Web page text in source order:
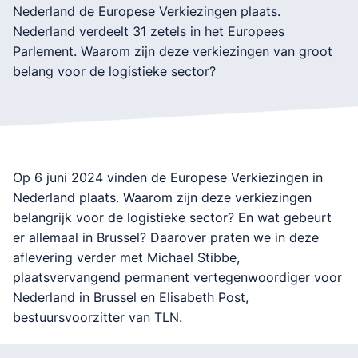
Nederland de Europese Verkiezingen plaats.
Nederland verdeelt 31 zetels in het Europees
Parlement. Waarom zijn deze verkiezingen van groot
belang voor de logistieke sector?
Op 6 juni 2024 vinden de Europese Verkiezingen in
Nederland plaats. Waarom zijn deze verkiezingen
belangrijk voor de logistieke sector? En wat gebeurt
er allemaal in Brussel? Daarover praten we in deze
aflevering verder met Michael Stibbe,
plaatsvervangend permanent vertegenwoordiger voor
Nederland in Brussel en Elisabeth Post,
bestuursvoorzitter van TLN.